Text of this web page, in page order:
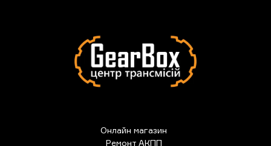
Онлайн магазин
Ремонт АКПП